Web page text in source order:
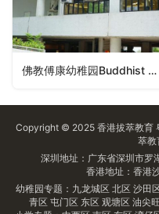
佛教傅康幼稚园Buddhist Foo Hong Kindergarten（黄大仙区幼稚园）
Copyright © 2025 香港拔萃教育
萃教
深圳地址：广东省深圳市
香港地址：香港
幼稚园专题： 九龙城区 北区 沙田
青区 屯门区 东区 观塘区 油尖